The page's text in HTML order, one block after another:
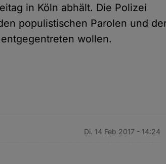
in Köln abhält. Die Polizei
populistischen Parolen und
wollen.
Di. 14 Feb 2017 - 14:24